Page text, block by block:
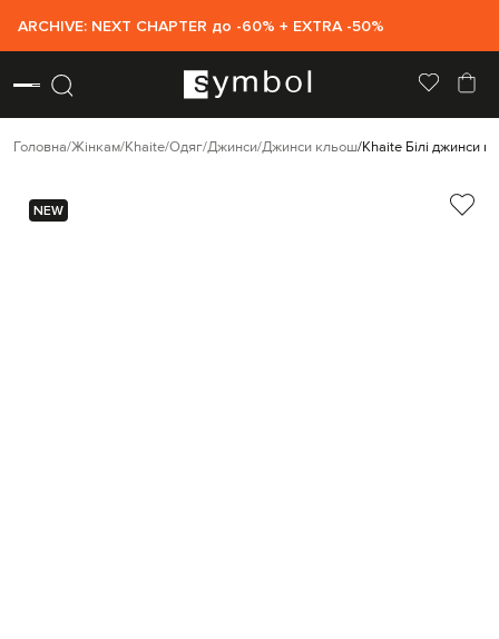
ARCHIVE: NEXT CHAPTER до -60% + EXTRA -50%
Головна Жінкам Khaite Одяг Джинси Джинси кльош Khaite Білі джинси
NEW